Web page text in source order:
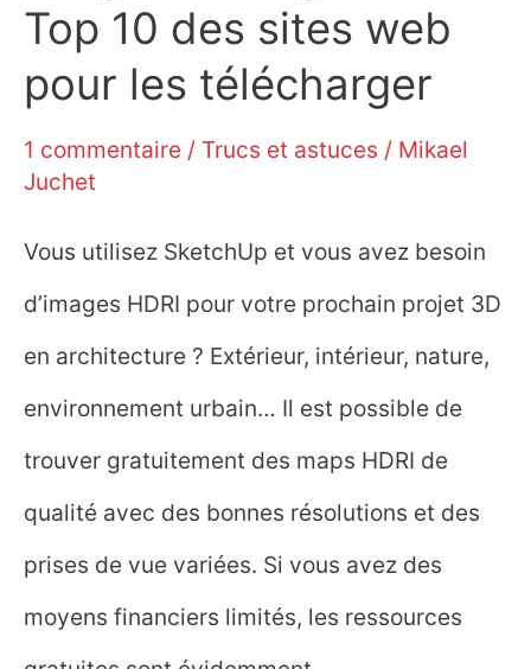
Top 10 des sites web
pour les télécharger
1 commentaire / Trucs et astuces / Mikael
Juchet
Vous utilisez SketchUp et vous avez besoin
d’images HDRI pour votre prochain projet 3D
en architecture ? Extérieur, intérieur, nature,
environnement urbain… Il est possible de
trouver gratuitement des maps HDRI de
qualité avec des bonnes résolutions et des
prises de vue variées. Si vous avez des
moyens financiers limités, les ressources